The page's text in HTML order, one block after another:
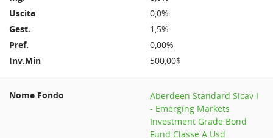
0,0%
1,5%
0,00%
500,00$
Aberdeen Standard Sicav I
- Emerging Markets
Investment Grade Bond
Fund Classe A Usd